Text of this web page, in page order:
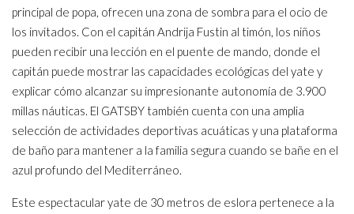
principal de popa, ofrecen una zona de sombra para el ocio de
los invitados. Con el capitán Andrija Fustin al timón, los niños
pueden recibir una lección en el puente de mando, donde el
capitán puede mostrar las capacidades ecológicas del yate y
explicar cómo alcanzar su impresionante autonomía de 3.900
millas náuticas. El GATSBY también cuenta con una amplia
selección de actividades deportivas acuáticas y una plataforma
de baño para mantener a la familia segura cuando se bañe en el
azul profundo del Mediterráneo.
Este espectacular yate de 30 metros de eslora pertenece a la